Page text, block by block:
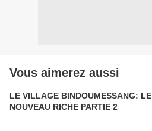
Vous aimerez aussi
LE VILLAGE BINDOUMESSANG: LE
NOUVEAU RICHE PARTIE 2